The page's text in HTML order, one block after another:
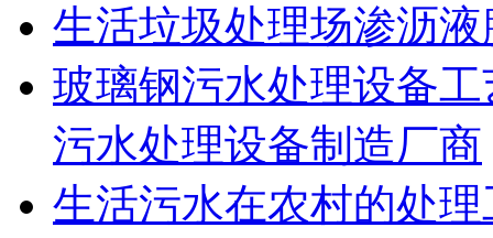
生活垃圾处理场渗沥
玻璃钢污水处理设备
污水处理设备制造厂商
生活污水在农村的处